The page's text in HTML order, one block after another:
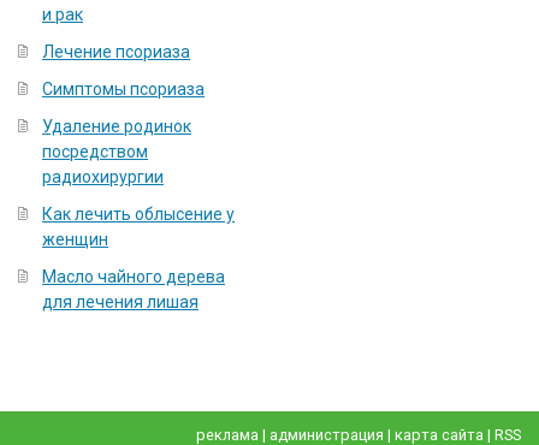
и рак
Лечение псориаза
Симптомы псориаза
Удаление родинок
посредством
радиохирургии
Как лечить облысение у
женщин
Масло чайного дерева
для лечения лишая
реклама | администрация | карта сайта | RSS